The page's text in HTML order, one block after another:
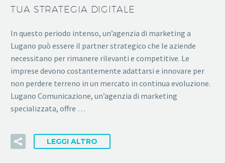
TUA STRATEGIA DIGITALE
In questo periodo intenso, un’agenzia di marketing a
Lugano può essere il partner strategico che le aziende
necessitano per rimanere rilevanti e competitive. Le
imprese devono costantemente adattarsi e innovare per
non perdere terreno in un mercato in continua evoluzione.
Lugano Comunicazione, un’agenzia di marketing
specializzata, offre …
LEGGI ALTRO